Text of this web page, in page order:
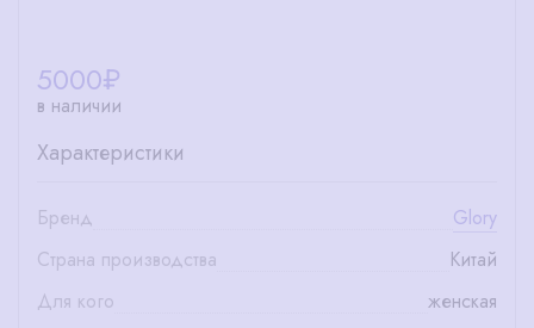
5000₽
в наличии
Характеристики
Бренд
Glory
Страна производства
Китай
Для кого
женская